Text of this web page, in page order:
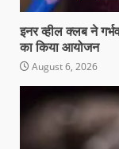
इनर व्हील क्लब ने
का किया आयोजन
August 6, 2026